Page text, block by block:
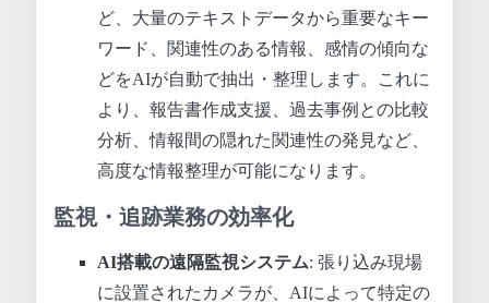
ど、大量のテキストデータから重要なキー
ワード、関連性のある情報、感情の傾向な
どをAIが自動で抽出・整理します。これに
より、報告書作成支援、過去事例との比較
分析、情報間の隠れた関連性の発見など、
高度な情報整理が可能になります。
監視・追跡業務の効率化
AI搭載の遠隔監視システム: 張り込み現場
に設置されたカメラが、AIによって特定の